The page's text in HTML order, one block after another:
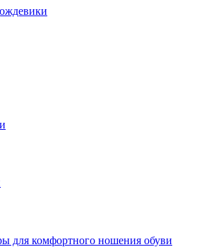
для комфортного ношения обуви